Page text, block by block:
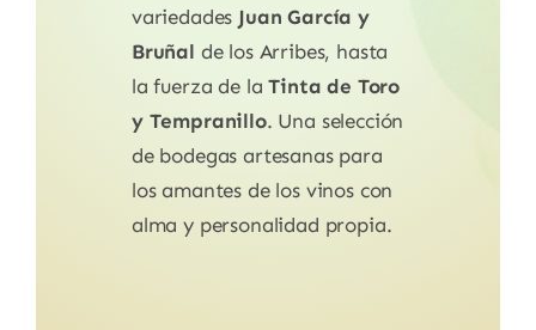
variedades Juan García y
Bruñal de los Arribes, hasta
la fuerza de laTinta de Toro
y Tempranillo. Una selección
de bodegas artesanas para
los amantes de los vinos con
alma y personalidad propia.